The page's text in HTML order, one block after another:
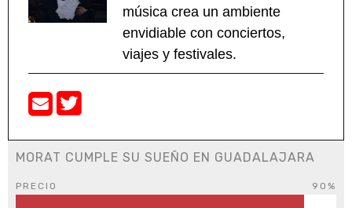
música crea un ambiente
envidiable con conciertos,
viajes y festivales.
MORAT CUMPLE SU SUEÑO EN GUADALAJARA
PRECIO 90%